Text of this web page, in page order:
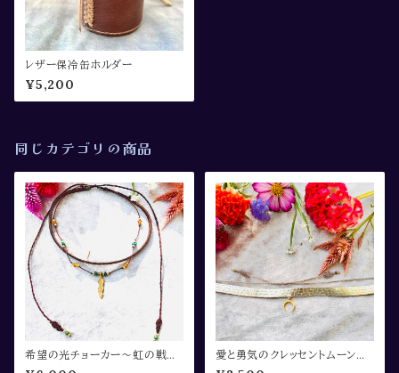
レザー保冷缶ホルダー
¥5,200
同じカテゴリの商品
希望の光チョーカー〜虹の戦士
collection〜
愛と勇気のクレッセントムーンチ
ョーカー〜虹の戦士collectio